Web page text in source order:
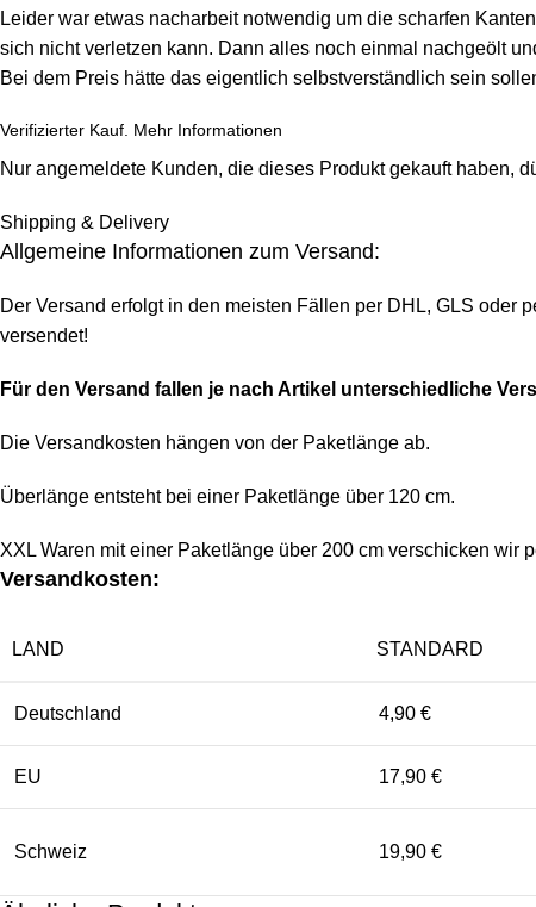
Leider war etwas nacharbeit notwendig um die scharfen
sich nicht verletzen kann. Dann alles noch einmal nachgeölt
Bei dem Preis hätte das eigentlich selbstverständlich sein
Verifizierter Kauf. Mehr Informationen
Nur angemeldete Kunden, die dieses Produkt gekauft haben,
Shipping & Delivery
Allgemeine Informationen zum Versand:
Der Versand erfolgt in den meisten Fällen per DHL, GLS
versendet!
Für den Versand fallen je nach Artikel unterschiedliche
Die Versandkosten hängen von der Paketlänge ab.
Überlänge entsteht bei einer Paketlänge über 120 cm.
XXL Waren mit einer Paketlänge über 200 cm verschicken wir
Versandkosten:
LAND STANDARD
Deutschland 4,90 €
EU 17,90 €
Schweiz 19,90 €